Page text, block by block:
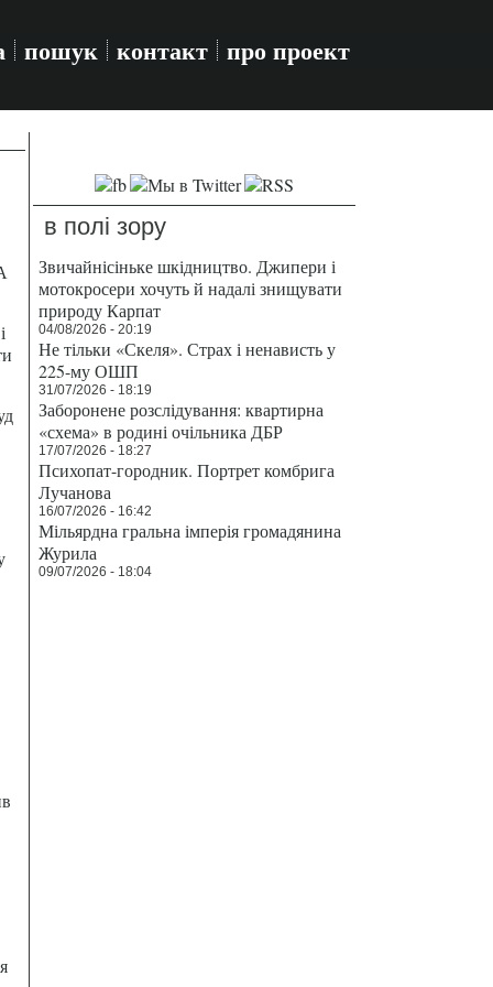
пошук контакт про проект
в полі зору
Звичайнісіньке шкідництво. Джипери і
мотокросери хочуть й надалі знищувати
природу Карпат
04/08/2026 - 20:19
Не тільки «Скеля». Страх і ненависть у
225-му ОШП
31/07/2026 - 18:19
Заборонене розслідування: квартирна
«схема» в родині очільника ДБР
17/07/2026 - 18:27
Психопат-городник. Портрет комбрига
Лучанова
16/07/2026 - 16:42
Мільярдна гральна імперія громадянина
Журила
09/07/2026 - 18:04